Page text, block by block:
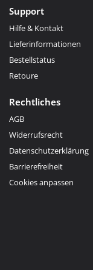
Support
Hilfe & Kontakt
Lieferinformationen
Bestellstatus
Retoure
Rechtliches
AGB
Widerrufsrecht
Datenschutzerklärung
Barrierefreiheit
Cookies anpassen